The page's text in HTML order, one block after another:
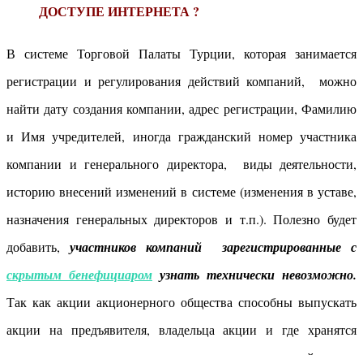
ДОСТУПЕ ИНТЕРНЕТА ?
В системе Торговой Палаты Турции, которая занимается
регистрации и регулирования действий компаний, можно
найти дату создания компании, адрес регистрации, Фамилию
и Имя учредителей, иногда гражданский номер участника
компании и генерального директора, виды деятельности,
историю внесений изменений в системе (изменения в уставе,
назначения генеральных директоров и т.п.). Полезно будет
добавить, участников компаний зарегистрированные с
скрытым бенефициаром узнать технически невозможно.
Так как акции акционерного общества способны выпускать
акции на предъявителя, владельца акции и где хранятся